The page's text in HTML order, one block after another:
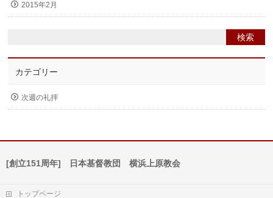
2015年2月
カテゴリー
次週の礼拝
[創立151周年] 日本基督教団 横浜上原教会
トップページ